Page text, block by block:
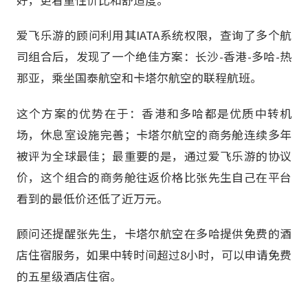
爱飞乐游的顾问利用其IATA系统权限，查询了多个航
司组合后，发现了一个绝佳方案：长沙-香港-多哈-热
那亚，乘坐国泰航空和卡塔尔航空的联程航班。
这个方案的优势在于：香港和多哈都是优质中转机
场，休息室设施完善；卡塔尔航空的商务舱连续多年
被评为全球最佳；最重要的是，通过爱飞乐游的协议
价，这个组合的商务舱往返价格比张先生自己在平台
看到的最低价还低了近万元。
顾问还提醒张先生，卡塔尔航空在多哈提供免费的酒
店住宿服务，如果中转时间超过8小时，可以申请免费
的五星级酒店住宿。